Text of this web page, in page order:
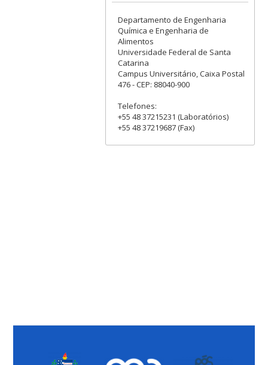
Departamento de Engenharia
Química e Engenharia de
Alimentos
Universidade Federal de Santa
Catarina
Campus Universitário, Caixa Postal
476 - CEP: 88040-900
Telefones:
+55 48 37215231 (Laboratórios)
+55 48 37219687 (Fax)